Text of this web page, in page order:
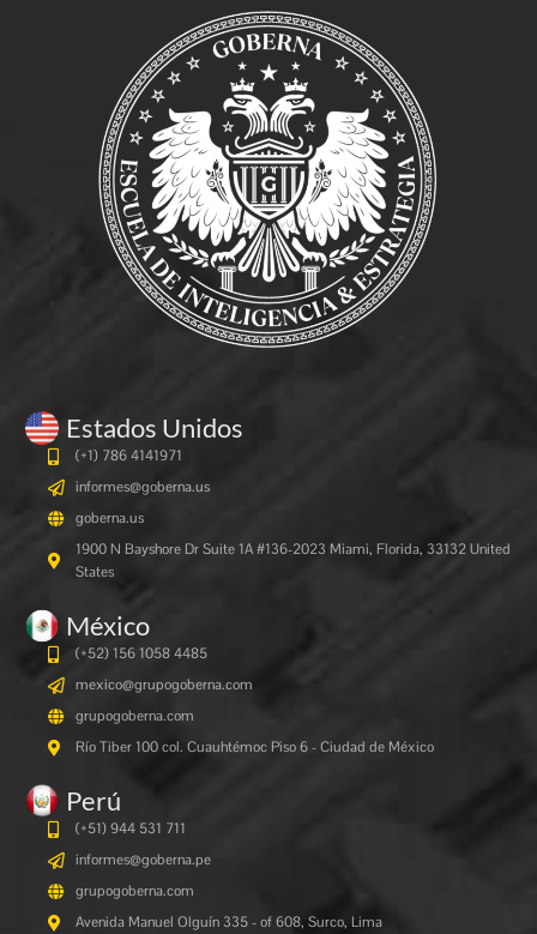
Estados Unidos
(+1) 786 4141971
informes@goberna.us
goberna.us
1900 N Bayshore Dr Suite 1A #136-2023 Miami, Florida, 33132 United
States
México
(+52) 156 1058 4485
mexico@grupogoberna.com
grupogoberna.com
Río Tiber 100 col. Cuauhtémoc Piso 6 - Ciudad de México
Perú
(+51) 944 531 711
informes@goberna.pe
grupogoberna.com
Avenida Manuel Olguín 335 - of 608, Surco, Lima